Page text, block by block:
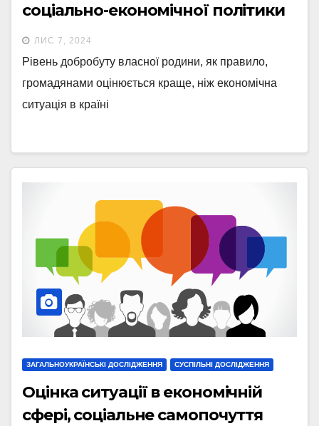
соціально-економічної політики
влади, соціальне самопочуття
громадян (вересень 2024р.)
ЛИС 7, 2024
Рівень добробуту власної родини, як правило,
громадянами оцінюється краще, ніж економічна
ситуація в країні
ЗАГАЛЬНОУКРАЇНСЬКІ ДОСЛІДЖЕННЯ СУСПІЛЬНІ ДОСЛІДЖЕННЯ
Оцінка ситуації в економічній
сфері, соціальне самопочуття